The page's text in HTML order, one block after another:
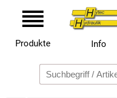
Produkte Info